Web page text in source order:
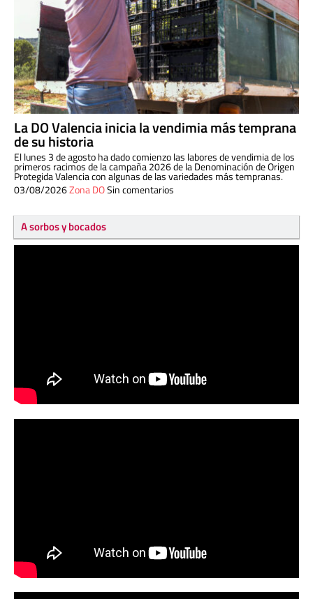
La DO Valencia inicia la vendimia más temprana
de su historia
El lunes 3 de agosto ha dado comienzo las labores de vendimia de los
primeros racimos de la campaña 2026 de la Denominación de Origen
Protegida Valencia con algunas de las variedades más tempranas.
03/08/2026Zona DOSin comentarios
A sorbos y bocados